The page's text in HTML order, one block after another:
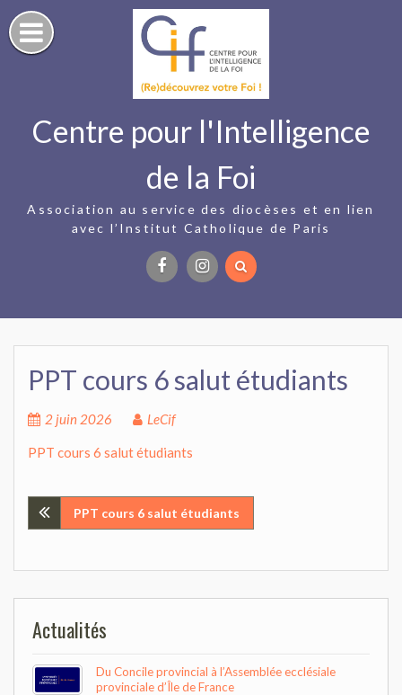
Skip
to
content
Centre pour l'Intelligence
de la Foi
Association au service des diocèses et en lien
avec l’Institut Catholique de Paris
PPT cours 6 salut étudiants
2 juin 2026 LeCif
PPT cours 6 salut étudiants
Navigation
l’article
PPT cours 6 salut étudiants
Actualités
Du Concile provincial à l’Assemblée ecclésiale
provinciale d’Île de France